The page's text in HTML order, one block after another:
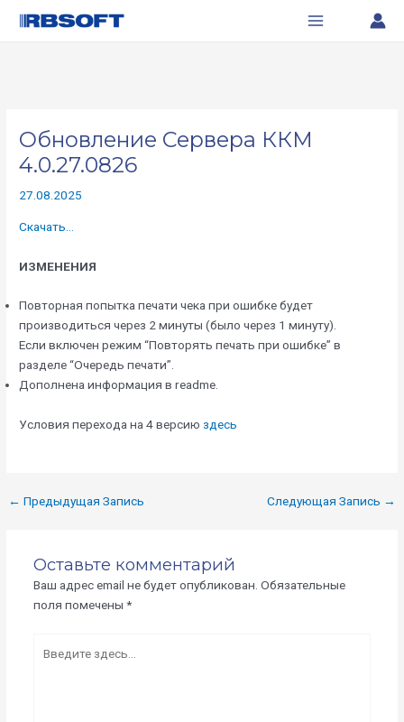
Main
Обновление Сервера ККМ
4.0.27.0826
27.08.2025
Скачать…
ИЗМЕНЕНИЯ
Повторная попытка печати чека при ошибке будет
производиться через 2 минуты (было через 1 минуту).
Если включен режим “Повторять печать при ошибке” в
разделе “Очередь печати”.
Дополнена информация в readme.
Условия перехода на 4 версиюздесь
по
← Предыдущая Запись Следующая Запись →
Оставьте комментарий
Ваш адрес email не будет опубликован. Обязательные
поля помечены *
здесь...